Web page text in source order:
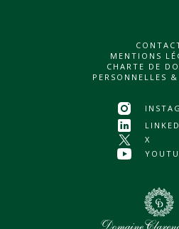
MENTIONS
CHARTE DE
PERSONNELLES
X